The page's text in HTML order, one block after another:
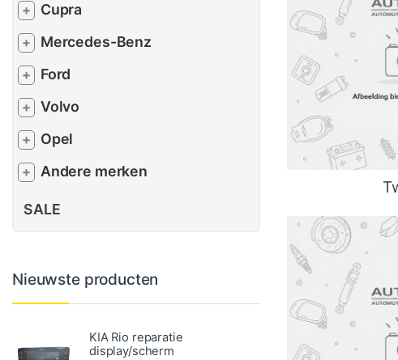
+ Cupra
+ Mercedes-Benz
+ Ford
+ Volvo
+ Opel
+ Andere merken
SALE
Nieuwste producten
KIA Rio reparatie
display/scherm